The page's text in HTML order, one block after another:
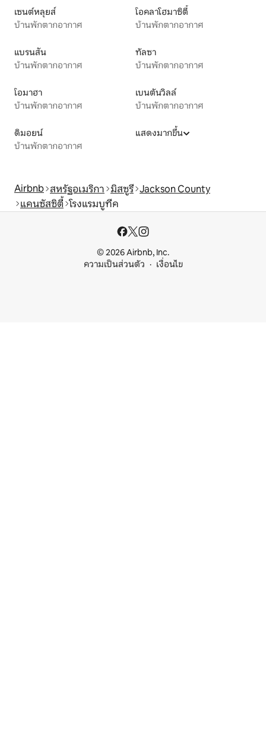
เซนต์หลุยส์
บ้านพักตากอากาศ
โอคลาโฮมาซิตี้
บ้านพักตากอากาศ
แบรนสัน
บ้านพักตากอากาศ
ทัลซา
บ้านพักตากอากาศ
โอมาฮา
บ้านพักตากอากาศ
เบนตันวิลล์
บ้านพักตากอากาศ
ดิมอยน์
บ้านพักตากอากาศ
แสดงมากขึ้น
Airbnb สหรัฐอเมริกา มิสซูรี Jackson County
แคนซัสซิตี้ โรงแรมบูทีค
© 2026 Airbnb, Inc.
ความเป็นส่วนตัว
เงื่อนไข